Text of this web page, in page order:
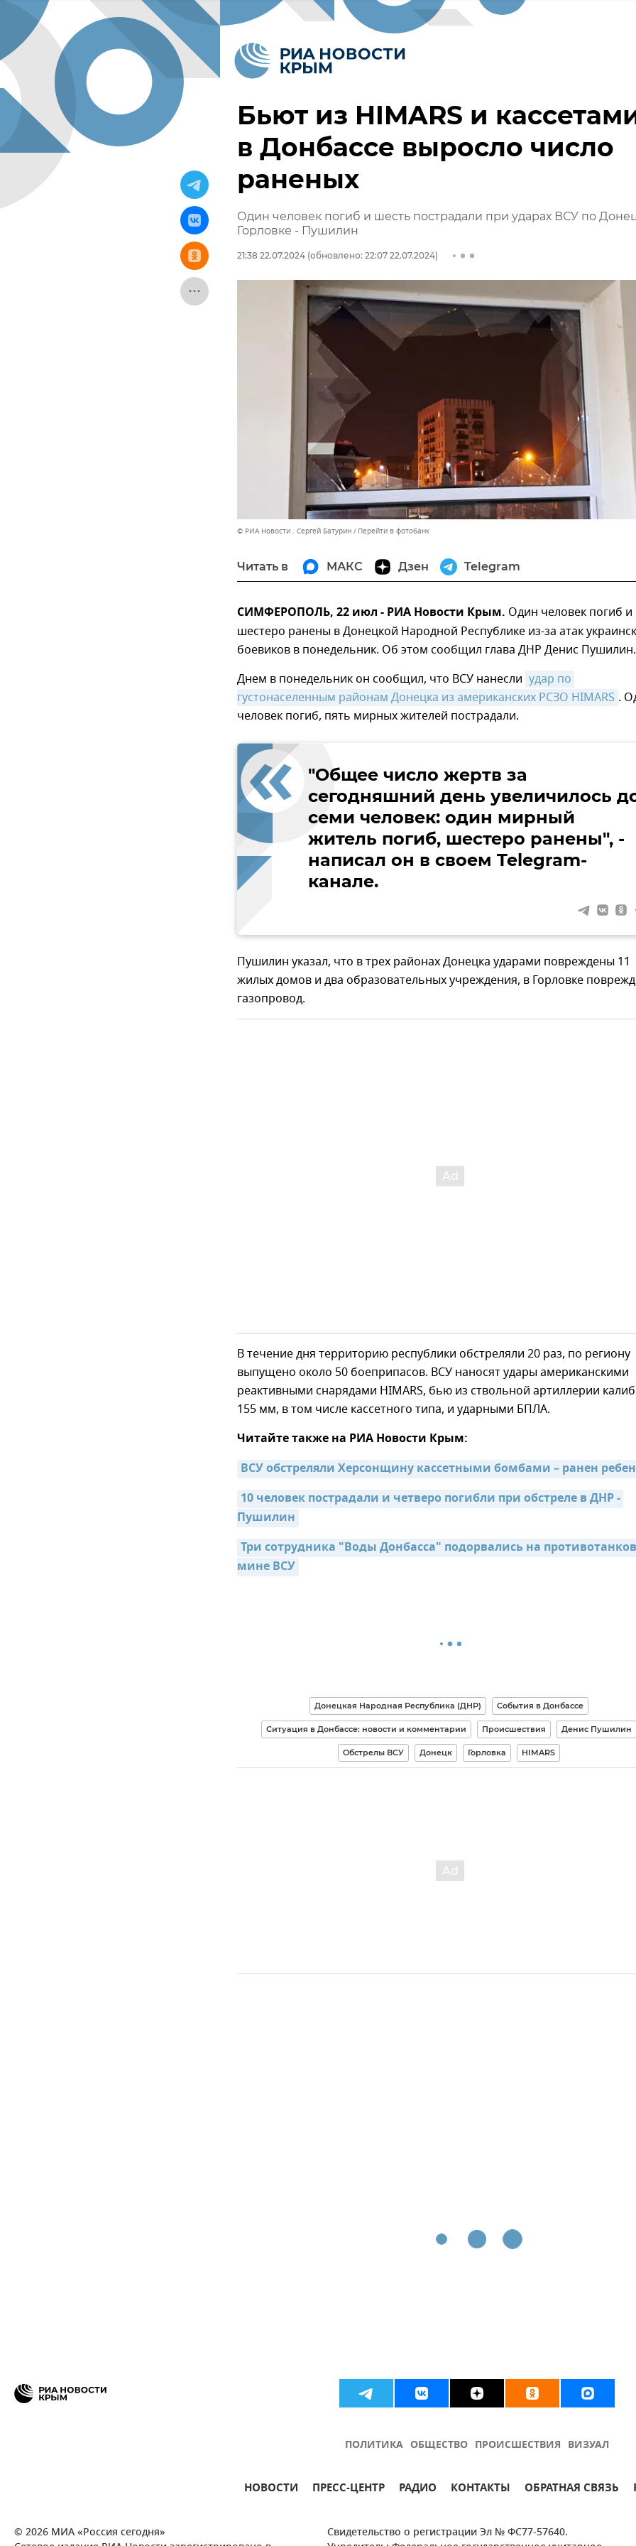
Бьют из HIMARS и
в Донбассе выросло число
раненых
Один человек погиб и шесть пострадали при ударах ВСУ по
Горловке - Пушилин
21:38 22.07.2024 (обновлено: 22:07 22.07.2024)
© РИА Новости . Сергей Батурин Перейти в фотобанк
Читать в МАКС Дзен Telegram
СИМФЕРОПОЛЬ, 22 июл - РИА Новости Крым. Один человек погиб
шестеро ранены в Донецкой Народной Республике из-за атак
боевиков в понедельник. Об этом сообщил глава ДНР Денис Пушилин.
Днем в понедельник он сообщил, что ВСУ нанесли удар по
густонаселенным районам Донецка из американских РСЗО HIMARS .
человек погиб, пять мирных жителей пострадали.
"Общее число жертв за
сегодняшний день увеличилось
семи человек: один мирный
житель погиб, шестеро ранены", -
написал он в своем Telegram-
канале.
Пушилин указал, что в трех районах Донецка ударами повреждены 11
жилых домов и два образовательных учреждения, в Горловке
газопровод.
В течение дня территорию республики обстреляли 20 раз, по региону
выпущено около 50 боеприпасов. ВСУ наносят удары американскими
реактивными снарядами HIMARS, бью из ствольной артиллерии
155 мм, в том числе кассетного типа, и ударными БПЛА.
Читайте также на РИА Новости Крым:
ВСУ обстреляли Херсонщину кассетными бомбами – ранен
10 человек пострадали и четверо погибли при обстреле в ДНР -
Пушилин
Три сотрудника "Воды Донбасса" подорвались на
мине ВСУ
Донецкая Народная Республика (ДНР) События в Донбассе
Ситуация в Донбассе: новости и комментарии Происшествия Денис Пушилин
Обстрелы ВСУ Донецк Горловка HIMARS
ПОЛИТИКА ОБЩЕСТВО ПРОИСШЕСТВИЯ ВИЗУАЛ
НОВОСТИ ПРЕСС-ЦЕНТР РАДИО КОНТАКТЫ ОБРАТНАЯ СВЯЗЬ
© 2026 МИА «Россия сегодня»
Свидетельство о регистрации Эл № ФС77-57640.